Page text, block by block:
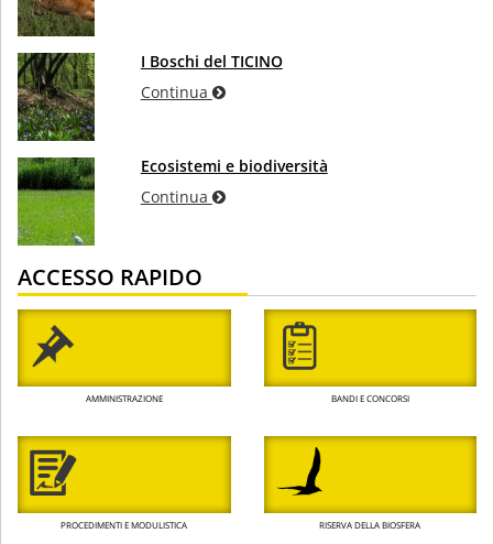
I Boschi del TICINO
Continua
Ecosistemi e biodiversità
Continua
ACCESSO RAPIDO
AMMINISTRAZIONE BANDI E CONCORSI
PROCEDIMENTI E MODULISTICA RISERVA DELLA BIOSFERA